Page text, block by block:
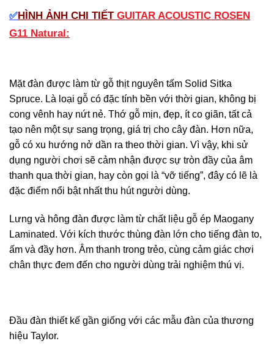
✅HÌNH ẢNH CHI TIẾT GUITAR ACOUSTIC ROSEN
G11 Natural:
Mặt đàn được làm từ gỗ thịt nguyên tấm Solid Sitka
Spruce. Là loại gỗ có đặc tính bền với thời gian, không bị
cong vênh hay nứt nẻ. Thớ gỗ mịn, đẹp, ít co giãn, tất cả
tạo nên một sự sang trọng, giá trị cho cây đàn. Hơn nữa,
gỗ có xu hướng nở dần ra theo thời gian. Vì vậy, khi sử
dụng người chơi sẽ cảm nhận được sự tròn đầy của âm
thanh qua thời gian, hay còn gọi là “vỡ tiếng”, đây có lẽ là
đặc điểm nổi bật nhất thu hút người dùng.
Lưng và hông đàn được làm từ chất liệu gỗ ép Maogany
Laminated. Với kích thước thùng đàn lớn cho tiếng đàn to,
ấm và đầy hơn. Âm thanh trong trẻo, cùng cảm giác chơi
chân thực đem đến cho người dùng trải nghiệm thú vị.
Đầu đàn thiết kế gần giống với các mẫu đàn của thương
hiệu Taylor.